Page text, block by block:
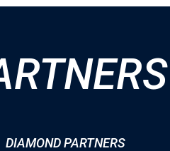
DIAMOND PARTNERS